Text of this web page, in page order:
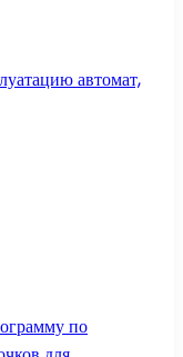
автомат,
по